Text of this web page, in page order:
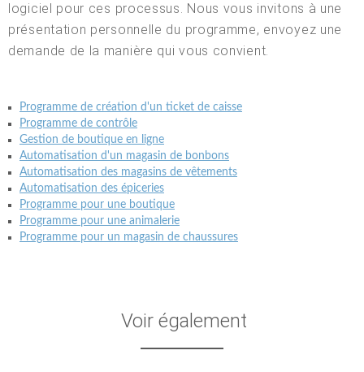
logiciel pour ces processus. Nous vous invitons à une
présentation personnelle du programme, envoyez une
demande de la manière qui vous convient.
Programme de création d'un ticket de caisse
Programme de contrôle
Gestion de boutique en ligne
Automatisation d'un magasin de bonbons
Automatisation des magasins de vêtements
Automatisation des épiceries
Programme pour une boutique
Programme pour une animalerie
Programme pour un magasin de chaussures
Voir également